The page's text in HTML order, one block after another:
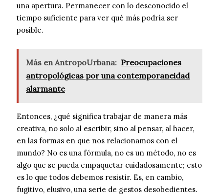
una apertura. Permanecer con lo desconocido el
tiempo suficiente para ver qué más podría ser
posible.
Más en AntropoUrbana: Preocupaciones
antropológicas por una contemporaneidad
alarmante
Entonces, ¿qué significa trabajar de manera más
creativa, no solo al escribir, sino al pensar, al hacer,
en las formas en que nos relacionamos con el
mundo? No es una fórmula, no es un método, no es
algo que se pueda empaquetar cuidadosamente; esto
es lo que todos debemos resistir. Es, en cambio,
fugitivo, elusivo, una serie de gestos desobedientes.